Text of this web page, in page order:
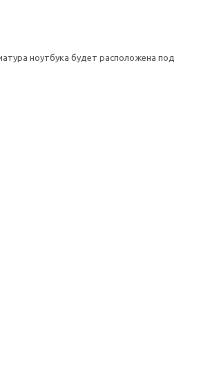
ноутбука будет расположена под